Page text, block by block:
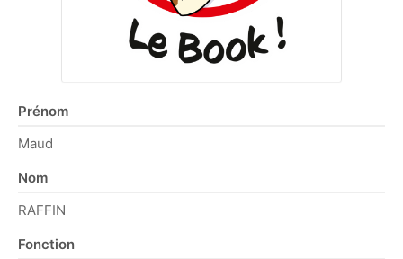
Prénom
Maud
Nom
RAFFIN
Fonction